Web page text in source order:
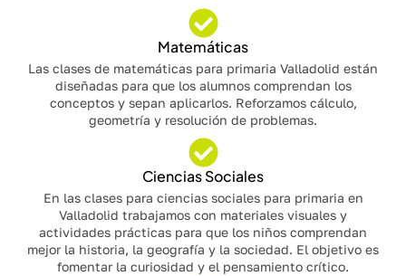
Matemáticas
Las clases de matemáticas para primaria Valladolid están
diseñadas para que los alumnos comprendan los
conceptos y sepan aplicarlos. Reforzamos cálculo,
geometría y resolución de problemas.
Ciencias Sociales
En las clases para ciencias sociales para primaria en
Valladolid trabajamos con materiales visuales y
actividades prácticas para que los niños comprendan
mejor la historia, la geografía y la sociedad. El objetivo es
fomentar la curiosidad y el pensamiento crítico.